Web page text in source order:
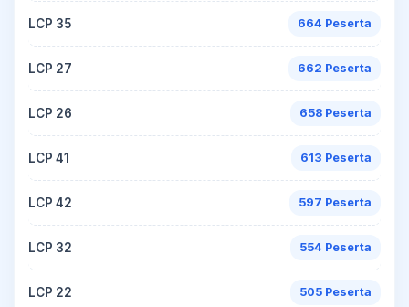
LCP 35 664 Peserta
LCP 27 662 Peserta
LCP 26 658 Peserta
LCP 41 613 Peserta
LCP 42 597 Peserta
LCP 32 554 Peserta
LCP 22 505 Peserta